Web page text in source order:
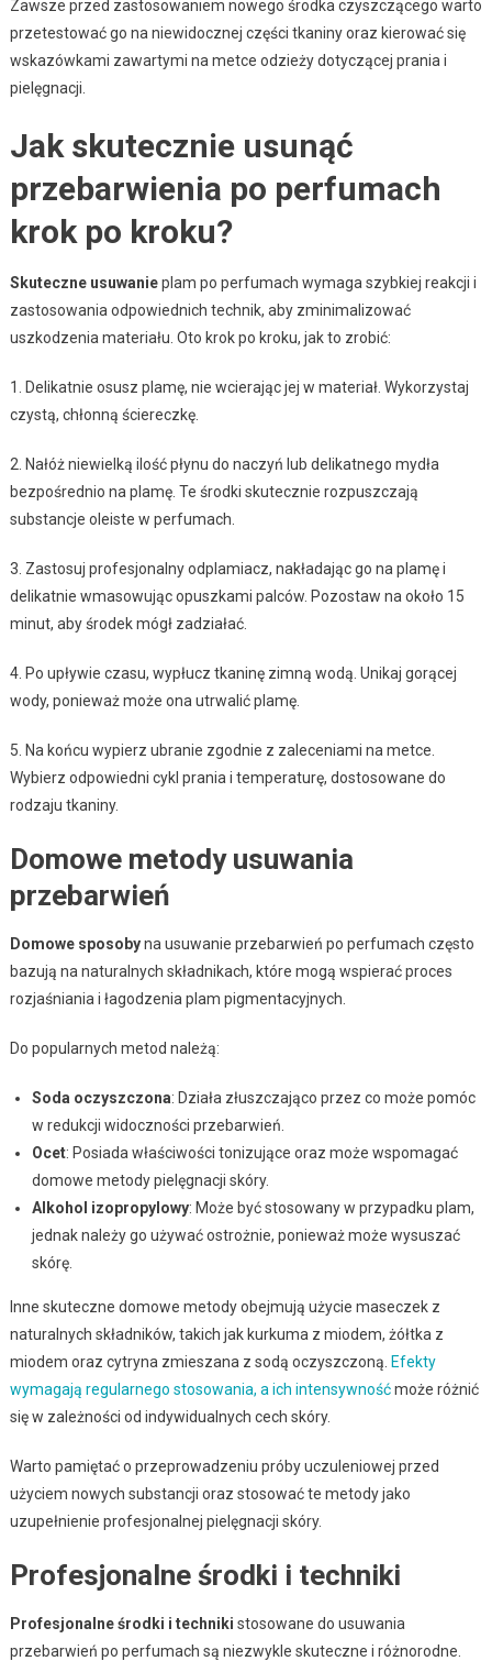
Zawsze przed zastosowaniem nowego środka czyszczącego warto
przetestować go na niewidocznej części tkaniny oraz kierować się
wskazówkami zawartymi na metce odzieży dotyczącej prania i
pielęgnacji.
Jak skutecznie usunąć
przebarwienia po perfumach
krok po kroku?
Skuteczne usuwanieplam po perfumach wymaga szybkiej reakcji i
zastosowania odpowiednich technik, aby zminimalizować
uszkodzenia materiału. Oto krok po kroku, jak to zrobić:
1. Delikatnie osusz plamę, nie wcierając jej w materiał. Wykorzystaj
czystą, chłonną ściereczkę.
2. Nałóż niewielką ilość płynu do naczyń lub delikatnego mydła
bezpośrednio na plamę. Te środki skutecznie rozpuszczają
substancje oleiste w perfumach.
3. Zastosuj profesjonalny odplamiacz, nakładając go na plamę i
delikatnie wmasowując opuszkami palców. Pozostaw na około 15
minut, aby środek mógł zadziałać.
4. Po upływie czasu, wypłucz tkaninę zimną wodą. Unikaj gorącej
wody, ponieważ może ona utrwalić plamę.
5. Na końcu wypierz ubranie zgodnie z zaleceniami na metce.
Wybierz odpowiedni cykl prania i temperaturę, dostosowane do
rodzaju tkaniny.
Domowe metody usuwania
przebarwień
Domowe sposobyna usuwanie przebarwień po perfumach często
bazują na naturalnych składnikach, które mogą wspierać proces
rozjaśniania i łagodzenia plam pigmentacyjnych.
Do popularnych metod należą:
Soda oczyszczona: Działa złuszczająco przez co może pomóc
w redukcji widoczności przebarwień.
Ocet: Posiada właściwości tonizujące oraz może wspomagać
domowe metody pielęgnacji skóry.
Alkohol izopropylowy: Może być stosowany w przypadku plam,
jednak należy go używać ostrożnie, ponieważ może wysuszać
skórę.
Inne skuteczne domowe metody obejmują użycie maseczek z
naturalnych składników, takich jak kurkuma z miodem, żółtka z
miodem oraz cytryna zmieszana z sodą oczyszczoną. Efekty
wymagają regularnego stosowania, a ich intensywnośćmoże różnić
się w zależności od indywidualnych cech skóry.
Warto pamiętać o przeprowadzeniu próby uczuleniowej przed
użyciem nowych substancji oraz stosować te metody jako
uzupełnienie profesjonalnej pielęgnacji skóry.
Profesjonalne środki i techniki
Profesjonalne środki i techniki stosowane do usuwania
przebarwień po perfumach są niezwykle skuteczne i różnorodne.